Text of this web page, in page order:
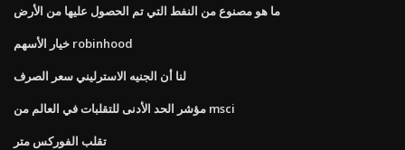
ما هو مصنوع من النفط التي تم الحصول عليها من الأرض
خيار الأسهم robinhood
لنا أن الجنيه الاسترليني سعر الصرف
مؤشر الحد الأدنى للتقلبات في العالم من msci
تقلب الفوركس متر